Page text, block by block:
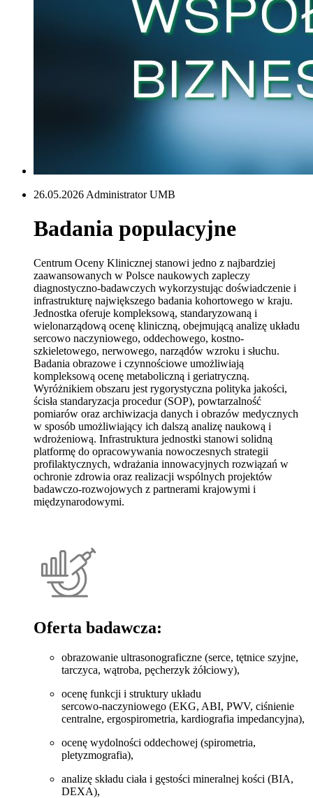
26.05.2026 Administrator UMB
Badania populacyjne
Centrum Oceny Klinicznej stanowi jedno z najbardziej
zaawansowanych w Polsce naukowych zapleczy
diagnostyczno-badawczych wykorzystując doświadczenie i
infrastrukturę największego badania kohortowego w kraju.
Jednostka oferuje kompleksową, standaryzowaną i
wielonarządową ocenę kliniczną, obejmującą analizę układu
sercowo naczyniowego, oddechowego, kostno-
szkieletowego, nerwowego, narządów wzroku i słuchu.
Badania obrazowe i czynnościowe umożliwiają
kompleksową ocenę metaboliczną i geriatryczną.
Wyróżnikiem obszaru jest rygorystyczna polityka jakości,
ścisła standaryzacja procedur (SOP), powtarzalność
pomiarów oraz archiwizacja danych i obrazów medycznych
w sposób umożliwiający ich dalszą analizę naukową i
wdrożeniową. Infrastruktura jednostki stanowi solidną
platformę do opracowywania nowoczesnych strategii
profilaktycznych, wdrażania innowacyjnych rozwiązań w
ochronie zdrowia oraz realizacji wspólnych projektów
badawczo-rozwojowych z partnerami krajowymi i
międzynarodowymi.
Oferta badawcza:
obrazowanie ultrasonograficzne (serce, tętnice szyjne,
tarczyca, wątroba, pęcherzyk żółciowy),
ocenę funkcji i struktury układu
sercowo‑naczyniowego (EKG, ABI, PWV, ciśnienie
centralne, ergospirometria, kardiografia impedancyjna),
ocenę wydolności oddechowej (spirometria,
pletyzmografia),
analizę składu ciała i gęstości mineralnej kości (BIA,
DEXA),